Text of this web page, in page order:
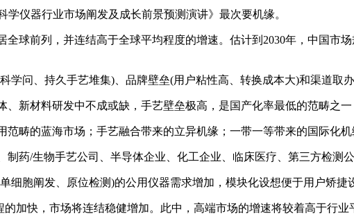
仪器行业市场阐发及成长前景预测演讲》最次要机缘。
前列，并连结高于全球平均程度的增速。估计到2030年，中国市场
问、持久手艺堆集)、品牌壁垒(用户粘性高、转换成本大)和渠道取办
材料研发中不成或缺，手艺壁垒极高，是国产化率最低的范畴之一
的蓝海市场；手艺融合带来的立异机缘；一带一等带来的国际化机
/生物手艺公司、半导体企业、化工企业、临床医疗、第三方检测公
胞阐发、原位检测)的公用仪器需求增加，模块化设想便于用户矫捷
快，市场将连结稳健增加。此中，高端市场的增速将较着高于行业